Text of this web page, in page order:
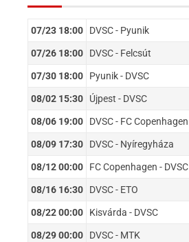
07/23 18:00 DVSC - Pyunik
07/26 18:00 DVSC - Felcsút
07/30 18:00 Pyunik - DVSC
08/02 15:30 Újpest - DVSC
08/06 19:00 DVSC - FC Copenhagen
08/09 17:30 DVSC - Nyíregyháza
08/12 00:00 FC Copenhagen - DVSC
08/16 16:30 DVSC - ETO
08/22 00:00 Kisvárda - DVSC
08/29 00:00 DVSC - MTK